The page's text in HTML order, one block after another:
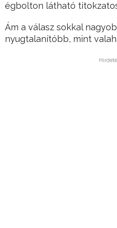
égbolton látható
Ám a válasz sokkal
nyugtalanítóbb, mint